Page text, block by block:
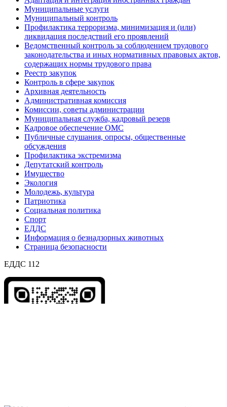
Муниципальные услуги
Муниципальный контроль
Профилактика терроризма, минимизация и (или)
ликвидация последствий его проявлений
Ведомственный контроль за соблюдением трудового
законодательства и иных нормативных правовых актов,
содержащих нормы трудового права
Реестр закупок
Контроль в сфере закупок
Архивная деятельность
Административная комиссия
Комиссии, советы администрации
Муниципальная служба, кадровый резерв
Кадровое обеспечение ОМС
Публичные слушания, опросы, общественные
обсуждения
Профилактика экстремизма
Депутатский контроль
Имущество
Экология
Молодежь, культура
Патриотика
Социальная политика
Спорт
ЕДДС
Информация о безнадзорных животных
Страница безопасности
ЕДДС 112